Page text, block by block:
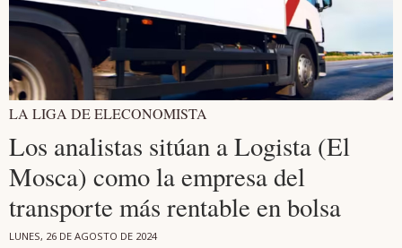
LA LIGA DE ELECONOMISTA
Los analistas sitúan a Logista (El
Mosca) como la empresa del
transporte más rentable en bolsa
LUNES, 26 DE AGOSTO DE 2024